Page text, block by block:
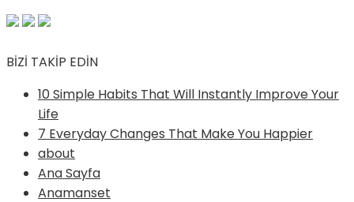
BİZİ TAKİP EDİN
10 Simple Habits That Will Instantly Improve Your
Life
7 Everyday Changes That Make You Happier
about
Ana Sayfa
Anamanset